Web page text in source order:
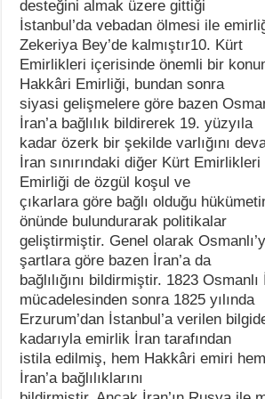
desteğini almak üzere gittiği
İstanbul’da vebadan ölmesi ile
Zekeriya Bey’de kalmıştır10. Kürt
Emirlikleri içerisinde önemli bir
Hakkâri Emirliği, bundan sonra
siyasi gelişmelere göre bazen
İran’a bağlılık bildirerek 19. yüzyıla
kadar özerk bir şekilde varlığını
İran sınırındaki diğer Kürt
Emirliği de özgül koşul ve
çıkarlara göre bağlı olduğu
önünde bulundurarak politikalar
geliştirmiştir. Genel olarak
şartlara göre bazen İran’a da
bağlılığını bildirmiştir. 1823 Osmanlı
mücadelesinden sonra 1825 yılında
Erzurum’dan İstanbul’a verilen
kadarıyla emirlik İran tarafından
istila edilmiş, hem Hakkâri emiri
İran’a bağlılıklarını